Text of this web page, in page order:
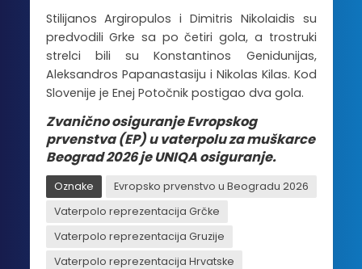
Stilijanos Argiropulos i Dimitris Nikolaidis su
predvodili Grke sa po četiri gola, a trostruki
strelci bili su Konstantinos Genidunijas,
Aleksandros Papanastasiju i Nikolas Kilas. Kod
Slovenije je Enej Potočnik postigao dva gola.
Zvanično osiguranje Evropskog
prvenstva (EP) u vaterpolu za muškarce
Beograd 2026 je UNIQA osiguranje.
Oznake
Evropsko prvenstvo u Beogradu 2026
Vaterpolo reprezentacija Grčke
Vaterpolo reprezentacija Gruzije
Vaterpolo reprezentacija Hrvatske